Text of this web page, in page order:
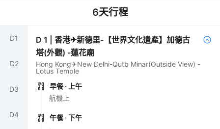
6天行程
D1
D2
D3
D4
D1 |香港✈新德里-【世界文化遺產】加德古
塔(外觀) -蓮花廟
Hong Kong✈New Delhi-Qutb Minar(Outside View) -
Lotus Temple
早餐 · 上午
航機上
午餐 · 下午